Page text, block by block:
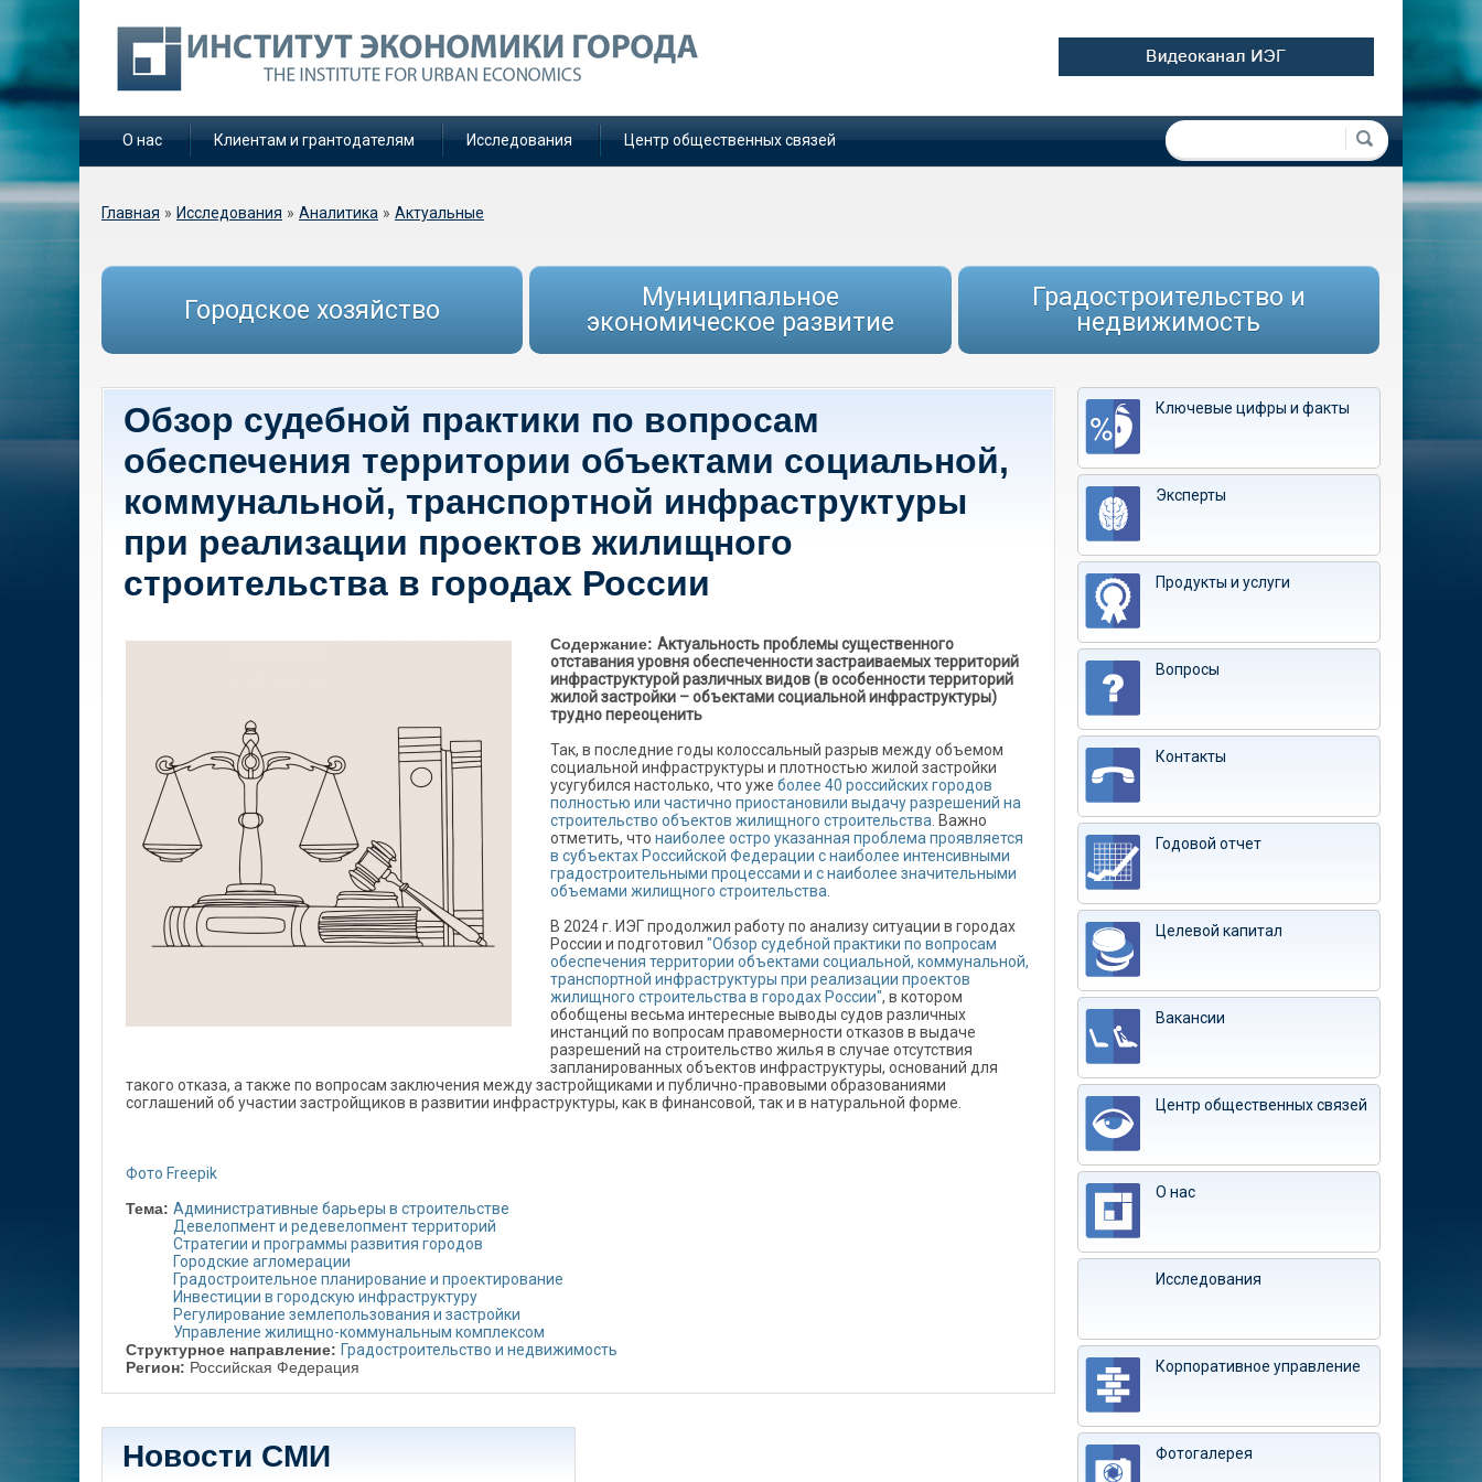
О нас Клиентам и грантодателям Исследования Центр общественных связей Форма поиска
Поиск
Вы здесь
Главная » Исследования » Аналитика » Актуальные
Городское хозяйство
Муниципальное
экономическое развитие
Градостроительство и
недвижимость
Обзор судебной практики по вопросам
обеспечения территории объектами социальной,
коммунальной, транспортной инфраструктуры
при реализации проектов жилищного
строительства в городах России
Содержание: Актуальность проблемы существенного
отставания уровня обеспеченности застраиваемых территорий
инфраструктурой различных видов (в особенности территорий
жилой застройки – объектами социальной инфраструктуры)
трудно переоценить
Так, в последние годы колоссальный разрыв между объемом
социальной инфраструктуры и плотностью жилой застройки
усугубился настолько, что уже более 40 российских городов
полностью или частично приостановили выдачу разрешений на
строительство объектов жилищного строительства . Важно
отметить, что наиболее остро указанная проблема проявляется
в субъектах Российской Федерации с наиболее интенсивными
градостроительными процессами и с наиболее значительными
объемами жилищного строительства
В 2024 г. ИЭГ продолжил работу по анализу ситуации в городах
России и подготовил "Обзор судебной практики по вопросам
обеспечения территории объектами социальной, коммунальной,
транспортной инфраструктуры при реализации проектов
жилищного строительства в городах России", в котором
обобщены весьма интересные выводы судов различных
инстанций по вопросам правомерности отказов в выдаче
разрешений на строительство жилья в случае отсутствия
запланированных объектов инфраструктуры, оснований для
такого отказа, а также по вопросам заключения между застройщиками и публично-правовыми образованиями
соглашений об участии застройщиков в развитии инфраструктуры, как в финансовой, так и в натуральной форме.
Фото Freepik
Тема: Административные барьеры в строительстве
Девелопмент и редевелопмент территорий
Стратегии и программы развития городов
Городские агломерации
Градостроительное планирование и проектирование
Инвестиции в городскую инфраструктуру
Регулирование землепользования и застройки
Управление жилищно-коммунальным комплексом
Структурное направление: Градостроительство и недвижимость
Регион: Российская Федерация
Новости СМИ
Ключевые цифры и факты
Эксперты
Продукты и услуги
Вопросы
Контакты
Годовой отчет
Целевой капитал
Вакансии
Центр общественных связей
О нас
Исследования
Корпоративное управление
Фотогалерея